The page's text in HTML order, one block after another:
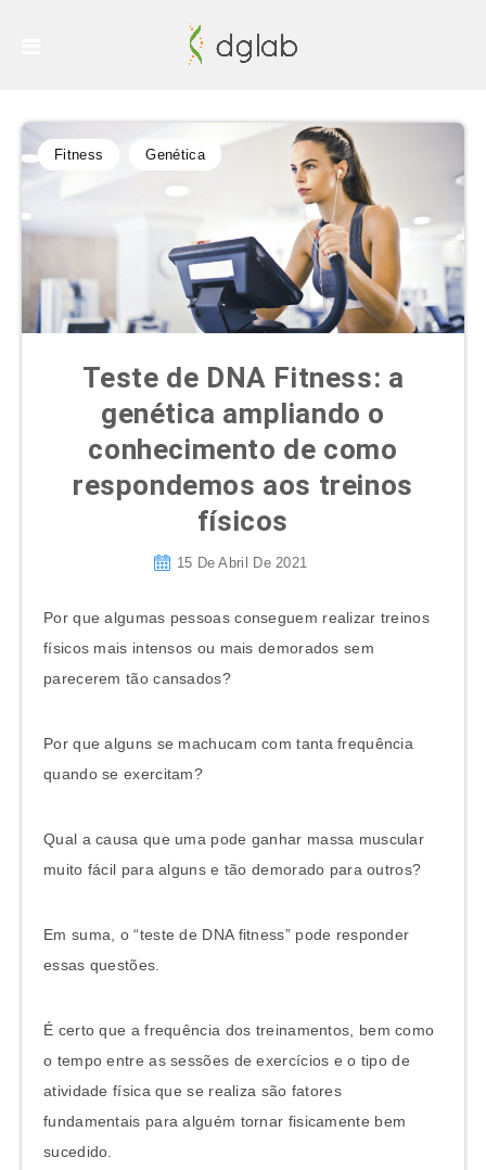
Fitness Genética
Teste de DNA Fitness: a
genética ampliando o
conhecimento de como
respondemos aos treinos
físicos
15 De Abril De 2021
Por que algumas pessoas conseguem realizar treinos
físicos mais intensos ou mais demorados sem
parecerem tão cansados?
Por que alguns se machucam com tanta frequência
quando se exercitam?
Qual a causa que uma pode ganhar massa muscular
muito fácil para alguns e tão demorado para outros?
Em suma, o “teste de DNA fitness” pode responder
essas questões.
É certo que a frequência dos treinamentos, bem como
o tempo entre as sessões de exercícios e o tipo de
atividade física que se realiza são fatores
fundamentais para alguém tornar fisicamente bem
sucedido.